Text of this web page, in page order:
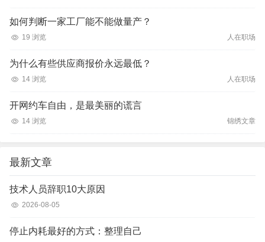
如何判断一家工厂能不能做量产？
19 浏览 人在职场
为什么有些供应商报价永远最低？
14 浏览 人在职场
开网约车自由，是最美丽的谎言
14 浏览 锦绣文章
最新文章
技术人员辞职10大原因
2026-08-05
停止内耗最好的方式：整理自己